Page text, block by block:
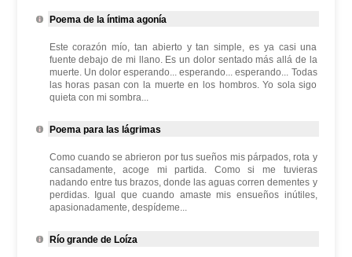
Poema de la íntima agonía
Este corazón mío, tan abierto y tan simple, es ya casi una
fuente debajo de mi llano. Es un dolor sentado más allá de la
muerte. Un dolor esperando... esperando... esperando... Todas
las horas pasan con la muerte en los hombros. Yo sola sigo
quieta con mi sombra...
Poema para las lágrimas
Como cuando se abrieron por tus sueños mis párpados, rota y
cansadamente, acoge mi partida. Como si me tuvieras
nadando entre tus brazos, donde las aguas corren dementes y
perdidas. Igual que cuando amaste mis ensueños inútiles,
apasionadamente, despídeme...
Río grande de Loíza